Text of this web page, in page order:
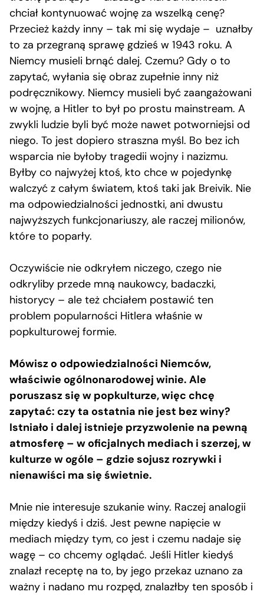
chciał kontynuować wojnę za wszelką cenę?
Przecież każdy inny – tak mi się wydaje – uznałby
to za przegraną sprawę gdzieś w 1943 roku. A
Niemcy musieli brnąć dalej. Czemu? Gdy o to
zapytać, wyłania się obraz zupełnie inny niż
podręcznikowy. Niemcy musieli być zaangażowani
w wojnę, a Hitler to był po prostu mainstream. A
zwykli ludzie byli być może nawet potworniejsi od
niego. To jest dopiero straszna myśl. Bo bez ich
wsparcia nie byłoby tragedii wojny i nazizmu.
Byłby co najwyżej ktoś, kto chce w pojedynkę
walczyć z całym światem, ktoś taki jak Breivik. Nie
ma odpowiedzialności jednostki, ani dwustu
najwyższych funkcjonariuszy, ale raczej milionów,
które to poparły.
Oczywiście nie odkryłem niczego, czego nie
odkryliby przede mną naukowcy, badaczki,
historycy – ale też chciałem postawić ten
problem popularności Hitlera właśnie w
popkulturowej formie.
Mówisz o odpowiedzialności Niemców,
właściwie ogólnonarodowej winie. Ale
poruszasz się w popkulturze, więc chcę
zapytać: czy ta ostatnia nie jest bez winy?
Istniało i dalej istnieje przyzwolenie na pewną
atmosferę – w oficjalnych mediach i szerzej, w
kulturze w ogóle – gdzie sojusz rozrywki i
nienawiści ma się świetnie.
Mnie nie interesuje szukanie winy. Raczej analogii
między kiedyś i dziś. Jest pewne napięcie w
mediach między tym, co jest i czemu nadaje się
wagę – co chcemy oglądać. Jeśli Hitler kiedyś
znalazł receptę na to, by jego przekaz uznano za
ważny i nadano mu rozpęd, znalazłby ten sposób i